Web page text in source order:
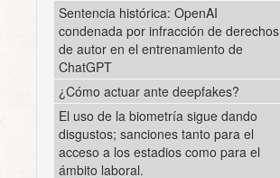
Sentencia histórica: OpenAI
condenada por infracción de derechos
de autor en el entrenamiento de
ChatGPT
¿Cómo actuar ante deepfakes?
El uso de la biometría sigue dando
disgustos; sanciones tanto para el
acceso a los estadios como para el
ámbito laboral.